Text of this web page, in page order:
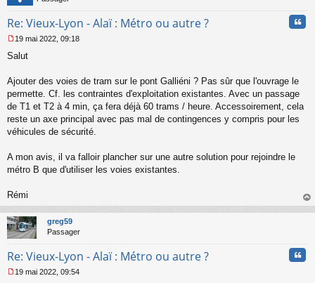
Re: Vieux-Lyon - Alaï : Métro ou autre ?
e
s
g
e
n
o
u
19 mai 2022, 09:18
Salut
Ajouter des voies de tram sur le pont Galliéni ? Pas sûr que l'ouvrage le
permette. Cf. les contraintes d'exploitation existantes. Avec un passage
de T1 et T2 à 4 min, ça fera déjà 60 trams / heure. Accessoirement, cela
reste un axe principal avec pas mal de contingences y compris pour les
véhicules de sécurité.
A mon avis, il va falloir plancher sur une autre solution pour rejoindre le
métro B que d'utiliser les voies existantes.
Rémi
au
greg59
Passager
Re: Vieux-Lyon - Alaï : Métro ou autre ?
19 mai 2022, 09:54